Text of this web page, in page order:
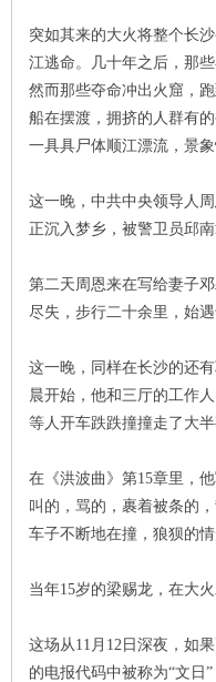
突如其来的大火将整个长
江逃命。几十年之后，那
然而那些夺命冲出火窟，
船在摆渡，拥挤的人群有
一具具尸体顺江漂流，景象
这一晚，中共中央领导人
正沉入梦乡，被警卫员邱南
第二天周恩来在写给妻子
尽失，步行二十余里，始
这一晚，同样在长沙的还
晨开始，他和三厅的工作
等人开车跌跌撞撞走了大
在《洪波曲》第15章里，
叫的，骂的，裹着被条的
车子不断地在撞，狼狈的
当年15岁的梁赐龙，在大
这场从11月12日深夜，如
的电报代码中被称为“文日